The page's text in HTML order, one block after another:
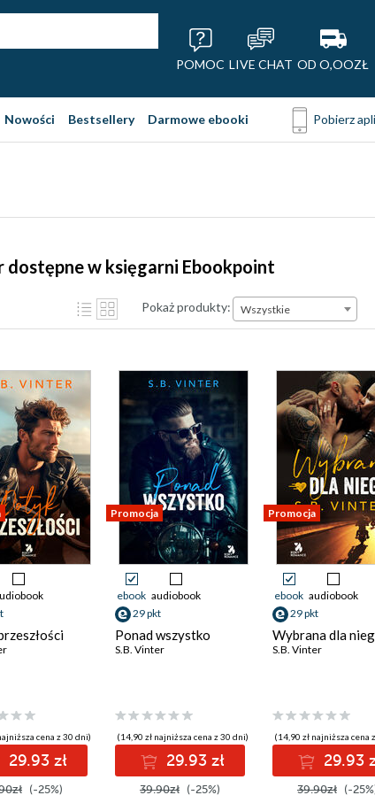
POMOC LIVE CHAT OD O,OOZŁ
Nowości Bestsellery Darmowe ebooki Pobierz
dostępne w księgarni Ebookpoint
Pokaż produkty: Wszystkie
cena z 30 dni)
29.93 zł
(-25%)
Promocja
ebook audiobook
29 pkt
Ponad wszystko
S.B. Vinter
(14,90 zł najniższa cena z 30 dni)
29.93 zł
39.90zł (-25%)
Promocja
ebook audiobook
29 pkt
Wybrana dla
S.B. Vinter
(14,90 zł najniższa cena
29.93
39.90zł (-